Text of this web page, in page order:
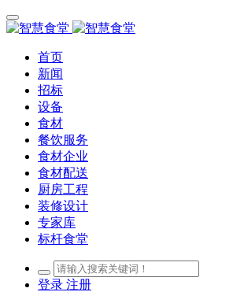
首页
新闻
招标
设备
食材
餐饮服务
食材企业
食材配送
厨房工程
装修设计
专家库
标杆食堂
登录 注册